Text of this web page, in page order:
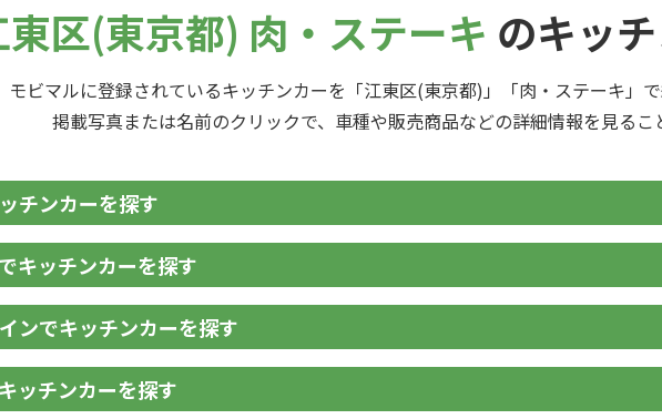
東区(東京都) 肉・ステーキ のキッ
モビマルに登録されているキッチンカーを「江東区(東京都)」「肉・ステーキ」
掲載写真または名前のクリックで、車種や販売商品などの詳細情報を見るこ
チンカーを探す
キッチンカーを探す
ンでキッチンカーを探す
ッチンカーを探す